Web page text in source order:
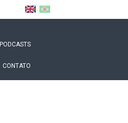
PODCASTS
CONTATO